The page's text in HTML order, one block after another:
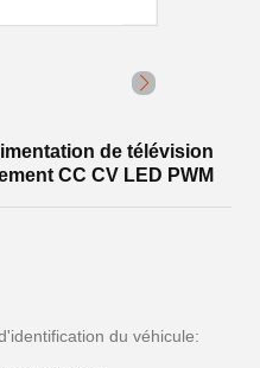
de télévision
CC CV LED PWM
du véhicule: